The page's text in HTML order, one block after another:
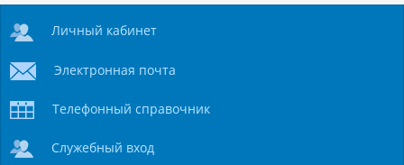
Личный кабинет
Электронная почта
Телефонный справочник
Служебный вход